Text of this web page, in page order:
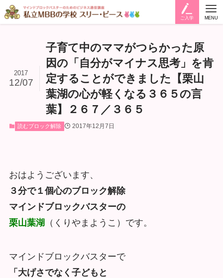
ご入学 MENU
子育て中のママがつらかった原
因の「自分がマイナス思考」を肯
定することができました【栗山
葉湖の心が軽くなる３６５の言
葉】２６７／３６５
2017
12/07
読むブロック解除 2017年12月7日
おはようございます、
３分で１個心のブロック解除
マインドブロックバスターの
栗山葉湖 （くりやまようこ）です。
マインドブロックバスターで
「大げさでなく子どもと